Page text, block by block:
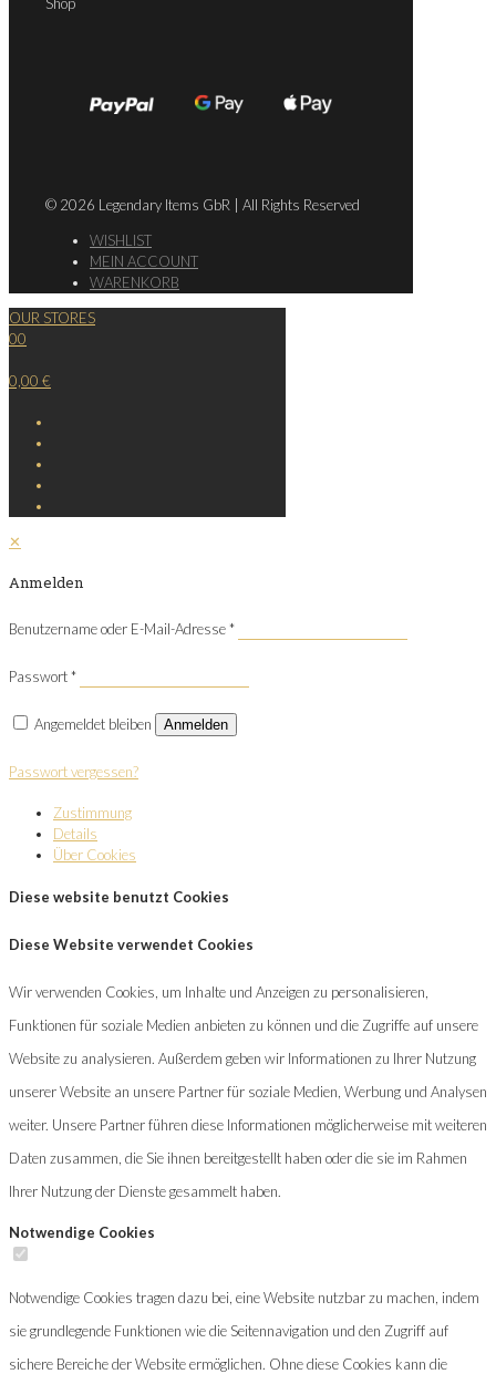
Shop
© 2026 Legendary Items GbR | All Rights Reserved
WISHLIST
MEIN ACCOUNT
WARENKORB
OUR STORES
00
0,00 €
✕
Anmelden
Benutzername oder E-Mail-Adresse*
Passwort*
Angemeldet bleiben Anmelden
Passwort vergessen?
Zustimmung
Details
Über Cookies
Diese website benutzt Cookies
Diese Website verwendet Cookies
Wir verwenden Cookies, um Inhalte und Anzeigen zu personalisieren,
Funktionen für soziale Medien anbieten zu können und die Zugriffe auf unsere
Website zu analysieren. Außerdem geben wir Informationen zu Ihrer Nutzung
unserer Website an unsere Partner für soziale Medien, Werbung und Analysen
weiter. Unsere Partner führen diese Informationen möglicherweise mit weiteren
Daten zusammen, die Sie ihnen bereitgestellt haben oder die sie im Rahmen
Ihrer Nutzung der Dienste gesammelt haben.
Notwendige Cookies
Notwendige Cookies tragen dazu bei, eine Website nutzbar zu machen, indem
sie grundlegende Funktionen wie die Seitennavigation und den Zugriff auf
sichere Bereiche der Website ermöglichen. Ohne diese Cookies kann die